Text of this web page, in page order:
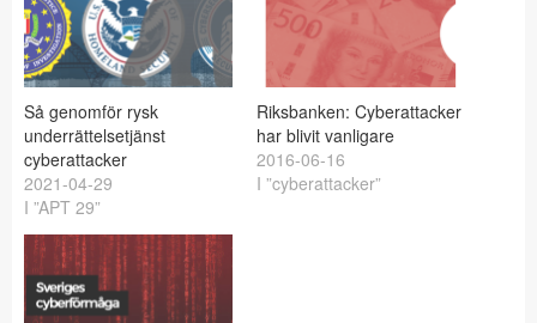
Så genomför rysk
underrättelsetjänst
cyberattacker
2021-04-29
I ”APT 29”
Riksbanken: Cyberattacker
har blivit vanligare
2016-06-16
I ”cyberattacker”